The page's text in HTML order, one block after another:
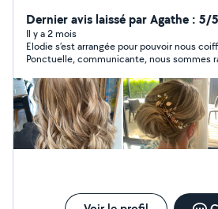
professionnelle.
Dernier avis laissé par Agathe : 5/5
Il y a 2 mois
Elodie s’est arrangée pour pouvoir nous
Ponctuelle, communicante, nous sommes